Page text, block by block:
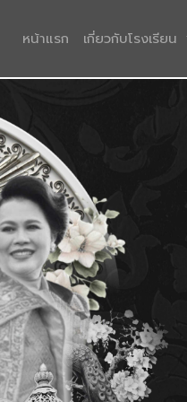
หน้าแรก (current)
เกี่ยวกับโรงเรียน